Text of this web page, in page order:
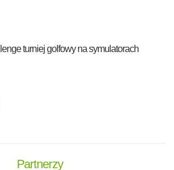
turniej golfowy na symulatorach
Partnerzy